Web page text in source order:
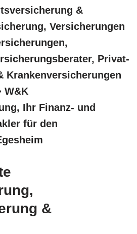
&
Versicherungen
Privat-
Krankenversicherungen
W&K
Ihr Finanz- und
für den
&